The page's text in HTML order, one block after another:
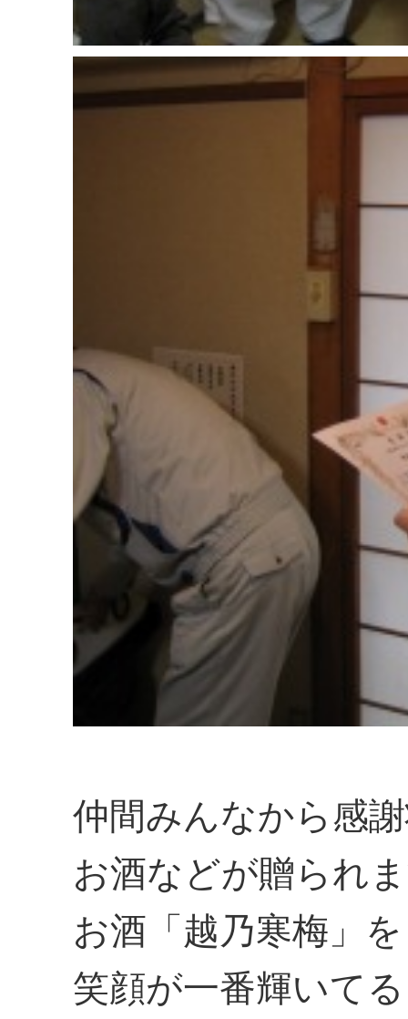
仲間みんなから感
お酒などが贈られ
お酒「越乃寒梅」
笑顔が一番輝いて